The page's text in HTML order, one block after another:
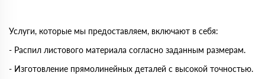
Услуги, которые мы предоставляем, включают в себя:
- Распил листового материала согласно заданным размерам.
- Изготовление прямолинейных деталей с высокой точностью.